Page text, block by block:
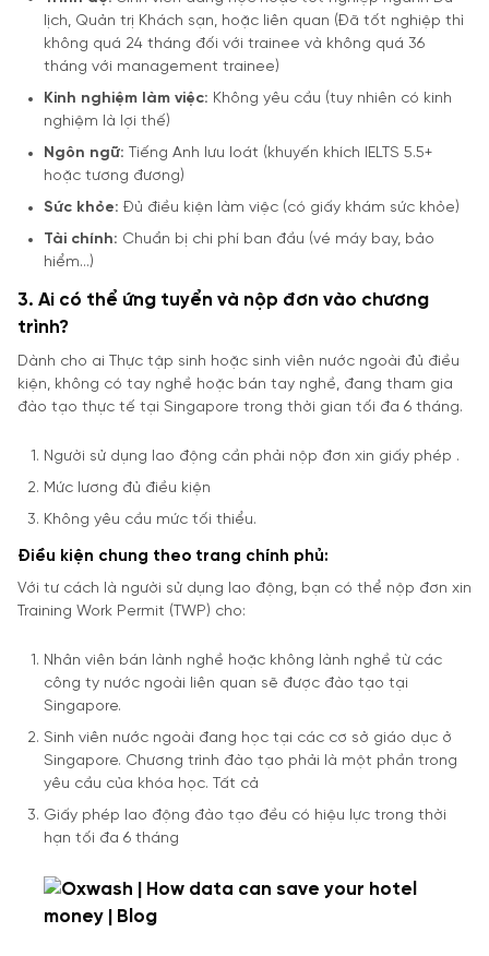
lịch, Quản trị Khách sạn, hoặc liên quan (Đã tốt nghiệp thì
không quá 24 tháng đối với trainee và không quá 36
tháng với management trainee)
Kinh nghiệm làm việc: Không yêu cầu (tuy nhiên có kinh
nghiệm là lợi thế)
Ngôn ngữ: Tiếng Anh lưu loát (khuyến khích IELTS 5.5+
hoặc tương đương)
Sức khỏe: Đủ điều kiện làm việc (có giấy khám sức khỏe)
Tài chính: Chuẩn bị chi phí ban đầu (vé máy bay, bảo
hiểm…)
3. Ai có thể ứng tuyển và nộp đơn vào chương
trình?
Dành cho ai Thực tập sinh hoặc sinh viên nước ngoài đủ điều
kiện, không có tay nghề hoặc bán tay nghề, đang tham gia
đào tạo thực tế tại Singapore trong thời gian tối đa 6 tháng.
Người sử dụng lao động cần phải nộp đơn xin giấy phép .
Mức lương đủ điều kiện
Không yêu cầu mức tối thiểu.
Điều kiện chung theo trang chính phủ:
Với tư cách là người sử dụng lao động, bạn có thể nộp đơn xin
Training Work Permit (TWP) cho:
Nhân viên bán lành nghề hoặc không lành nghề từ các
công ty nước ngoài liên quan sẽ được đào tạo tại
Singapore.
Sinh viên nước ngoài đang học tại các cơ sở giáo dục ở
Singapore. Chương trình đào tạo phải là một phần trong
yêu cầu của khóa học. Tất cả
Giấy phép lao động đào tạo đều có hiệu lực trong thời
hạn tối đa 6 tháng